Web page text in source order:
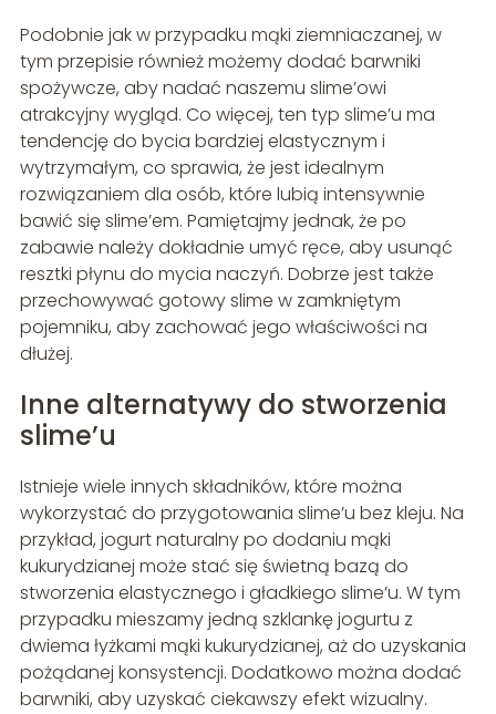
Podobnie jak w przypadku mąki ziemniaczanej, w
tym przepisie również możemy dodać barwniki
spożywcze, aby nadać naszemu slime’owi
atrakcyjny wygląd. Co więcej, ten typ slime’u ma
tendencję do bycia bardziej elastycznym i
wytrzymałym, co sprawia, że jest idealnym
rozwiązaniem dla osób, które lubią intensywnie
bawić się slime’em. Pamiętajmy jednak, że po
zabawie należy dokładnie umyć ręce, aby usunąć
resztki płynu do mycia naczyń. Dobrze jest także
przechowywać gotowy slime w zamkniętym
pojemniku, aby zachować jego właściwości na
dłużej.
Inne alternatywy do stworzenia
slime’u
Istnieje wiele innych składników, które można
wykorzystać do przygotowania slime’u bez kleju. Na
przykład, jogurt naturalny po dodaniu mąki
kukurydzianej może stać się świetną bazą do
stworzenia elastycznego i gładkiego slime’u. W tym
przypadku mieszamy jedną szklankę jogurtu z
dwiema łyżkami mąki kukurydzianej, aż do uzyskania
pożądanej konsystencji. Dodatkowo można dodać
barwniki, aby uzyskać ciekawszy efekt wizualny.